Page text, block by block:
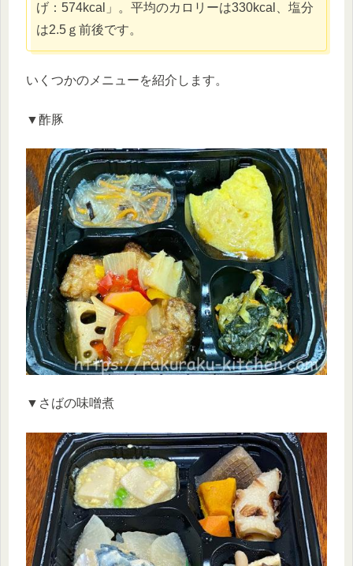
げ：574kcal」。平均のカロリーは330kcal、塩分
は2.5ｇ前後です。
いくつかのメニューを紹介します。
▼酢豚
▼さばの味噌煮